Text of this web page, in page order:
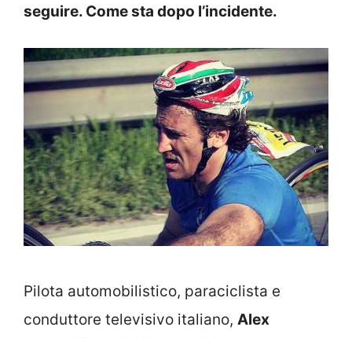
seguire. Come sta dopo l’incidente.
Pilota automobilistico, paraciclista e
conduttore televisivo italiano, Alex